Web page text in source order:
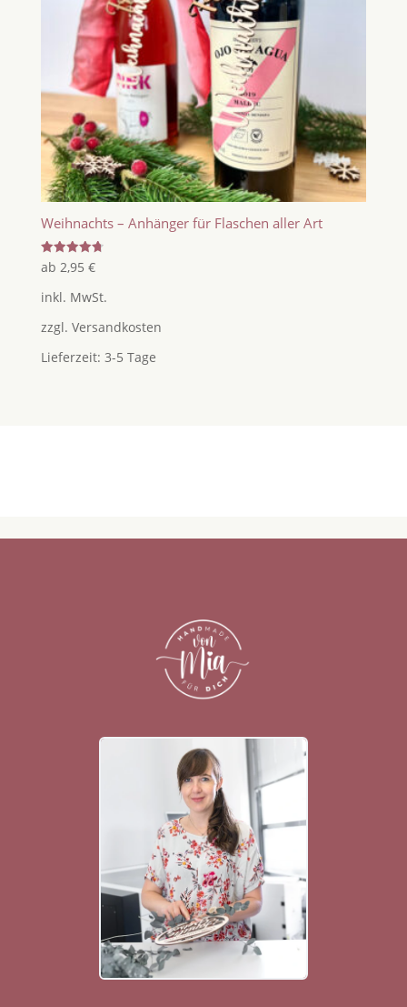
Weihnachts – Anhänger für Flaschen aller Art
Bewertet
mit
von 5
ab 2,95 €
inkl. MwSt.
zzgl. Versandkosten
Lieferzeit: 3-5 Tage